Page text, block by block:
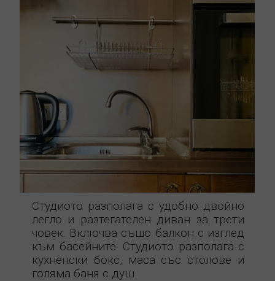
Студиото разполага с удобно двойно
легло и разтегателен диван за трети
човек. Включва също балкон с изглед
към басейните. Студиото разполага с
кухненски бокс, маса със столове и
голяма баня с душ.